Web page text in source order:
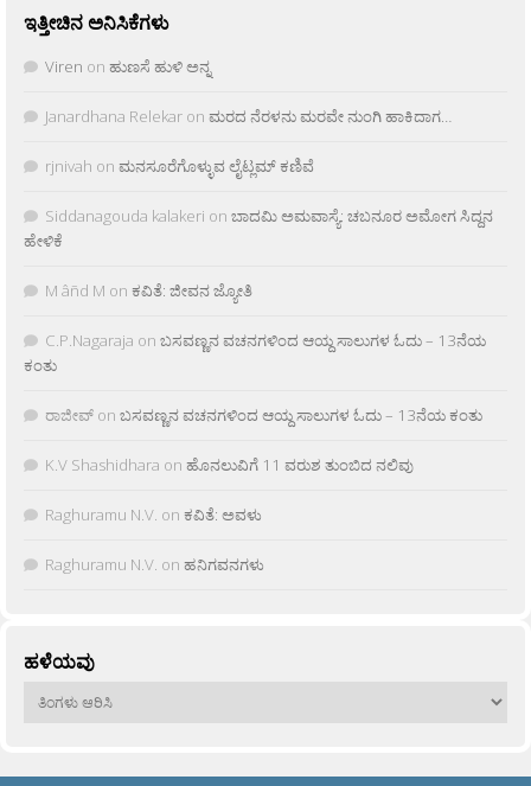
ಇತ್ತೀಚಿನ ಅನಿಸಿಕೆಗಳು
Viren on ಹುಣಸೆ ಹುಳಿ ಅನ್ನ
Janardhana Relekar on ಮರದ ನೆರಳನು ಮರವೇ ನುಂಗಿ ಹಾಕಿದಾಗ…
rjnivah on ಮನಸೂರೆಗೊಳ್ಳುವ ಲೈಟ್ಲಮ್ ಕಣಿವೆ
Siddanagouda kalakeri on ಬಾದಮಿ ಅಮವಾಸ್ಯೆ: ಚಬನೂರ ಅಮೋಗ ಸಿದ್ದನ
ಹೇಳಿಕೆ
M âñd M on ಕವಿತೆ: ಜೀವನ ಜ್ಯೋತಿ
C.P.Nagaraja on ಬಸವಣ್ಣನ ವಚನಗಳಿಂದ ಆಯ್ದ ಸಾಲುಗಳ ಓದು – 13ನೆಯ
ಕಂತು
ರಾಜೀವ್ on ಬಸವಣ್ಣನ ವಚನಗಳಿಂದ ಆಯ್ದ ಸಾಲುಗಳ ಓದು – 13ನೆಯ ಕಂತು
K.V Shashidhara on ಹೊನಲುವಿಗೆ 11 ವರುಶ ತುಂಬಿದ ನಲಿವು
Raghuramu N.V. on ಕವಿತೆ: ಅವಳು
Raghuramu N.V. on ಹನಿಗವನಗಳು
ಹಳೆಯವು
ಹಳೆಯವು